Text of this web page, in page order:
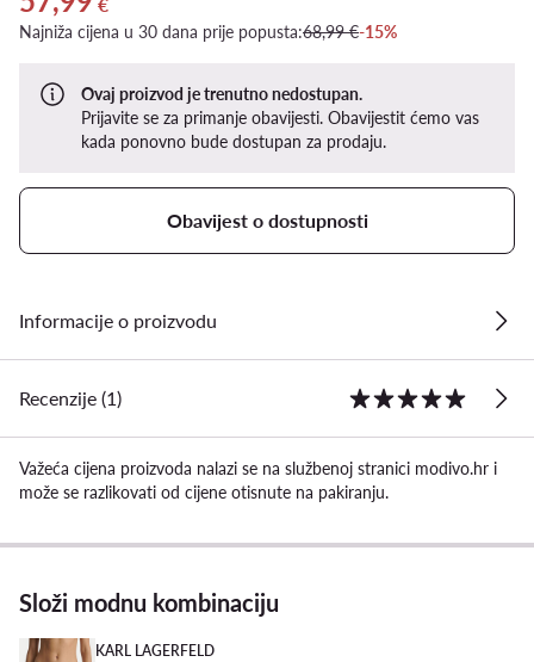
Najniža cijena u 30 dana prije popusta:68,99 €-15%
Ovaj proizvod je trenutno nedostupan.
Prijavite se za primanje obavijesti. Obavijestit ćemo vas
kada ponovno bude dostupan za prodaju.
Obavijest o dostupnosti
Informacije o proizvodu
Recenzije (1)
Važeća cijena proizvoda nalazi se na službenoj stranici modivo.hr i
može se razlikovati od cijene otisnute na pakiranju.
Složi modnu kombinaciju
KARL LAGERFELD